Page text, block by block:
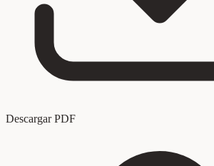
Descargar PDF